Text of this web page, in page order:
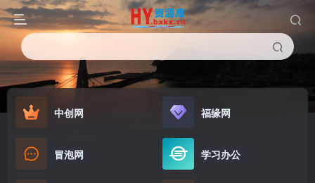
中创网 福缘网
冒泡网 学习办公